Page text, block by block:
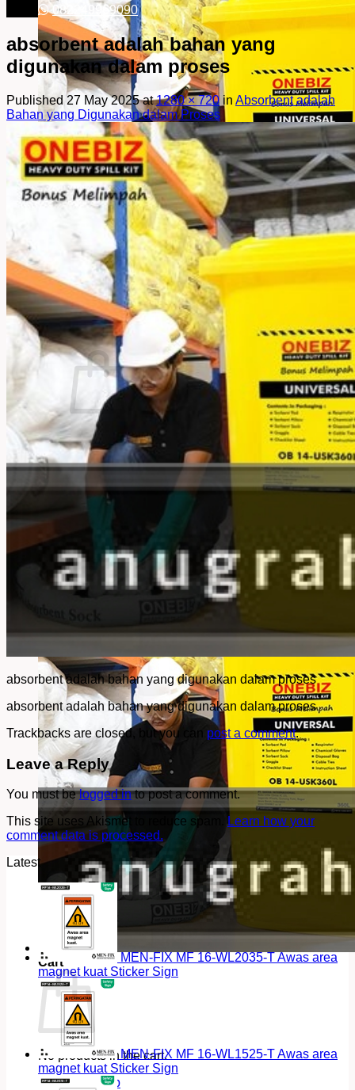
No products in the cart.
Return to shop
Cart
No products in the cart.
Return to shop
082249969090
absorbent adalah bahan yang
digunakan dalam proses
Published27 May 2025at1280 × 720in Absorbent adalah
Bahan yang Digunakan dalam Proses
absorbent adalah bahan yang digunakan dalam proses
absorbent adalah bahan yang digunakan dalam proses
Trackbacks are closed, but you can post a comment.
Leave a Reply
You must belogged into post a comment.
This site uses Akismet to reduce spam. Learn how your
comment data is processed.
Latest
MEN-FIX MF 16-WL2035-T Awas area
magnet kuat Sticker Sign
MEN-FIX MF 16-WL1525-T Awas area
magnet kuat Sticker Sign